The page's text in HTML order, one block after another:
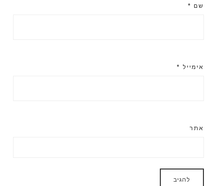
שם *
אימייל *
אתר